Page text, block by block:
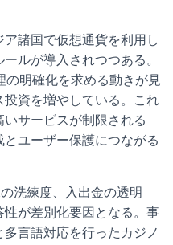
諸国で仮想通貨を利用し
ルが導入されつつある。
明確化を求める動きが見
資を増やしている。これ
サービスが制限される
ユーザー保護につながる
洗練度、入出金の透明
が差別化要因となる。事
言語対応を行ったカジノ